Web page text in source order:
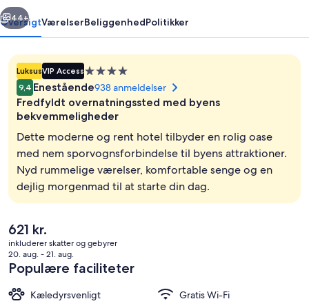
Dobbeltværelse | 1 soveværelse,
Næste
44+
OversigtVærelserBeliggenhedPolitikker
LuksusVIP AccessOvernatningssted
med
4.0
stjerner
9,4 Enestående938 anmeldelser
Fredfyldt overnatningssted med byens
bekvemmeligheder
Dette moderne og rent hotel tilbyder en rolig oase
med nem sporvognsforbindelse til byens attraktioner.
Nyd rummelige værelser, komfortable senge og en
dejlig morgenmad til at starte din dag.
Den
nuværende
pris
er
621 kr.
621 kr.
inkluderer skatter og gebyrer
20. aug. - 21. aug.
Populære faciliteter
Kæledyrsvenligt
Gratis Wi-Fi